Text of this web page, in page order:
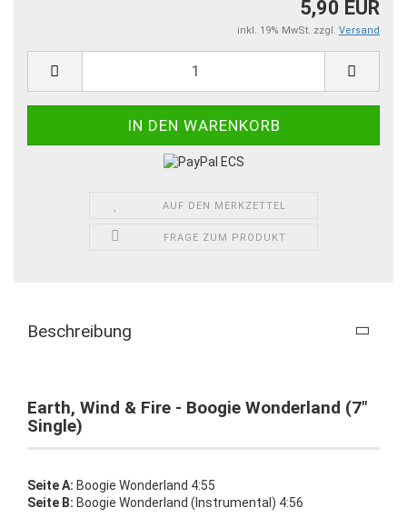
5,90 EUR
inkl. 19% MwSt. zzgl. Versand
AUF DEN MERKZETTEL
FRAGE ZUM PRODUKT
Beschreibung
Earth, Wind & Fire - Boogie Wonderland (7"
Single)
Seite A: Boogie Wonderland 4:55
Seite B: Boogie Wonderland (Instrumental) 4:56